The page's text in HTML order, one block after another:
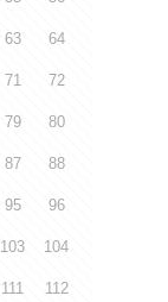
63 64
71 72
79 80
87 88
95 96
103 104
111 112